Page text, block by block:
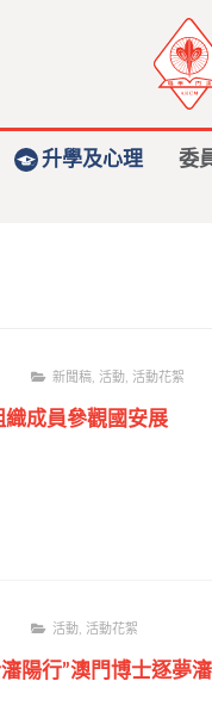
升學及心理 委
新聞稿 活動 活動花絮
織成員參觀國安展
活動 活動花絮
陽行”澳門博士逐夢